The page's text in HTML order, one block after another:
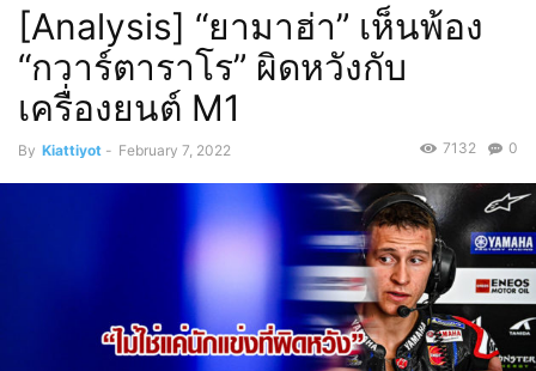
[Analysis] “ยามาฮ่า” เห็นพ้อง
“กวาร์ตาราโร” ผิดหวังกับ
เครื่องยนต์ M1
By Kiattiyot - February 7, 2022 0
7132